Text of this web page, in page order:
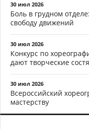
30 июл 2026
Боль в грудном
свободу движений
30 июл 2026
Конкурс по
дают творческие
30 июл 2026
Всероссийский
мастерству